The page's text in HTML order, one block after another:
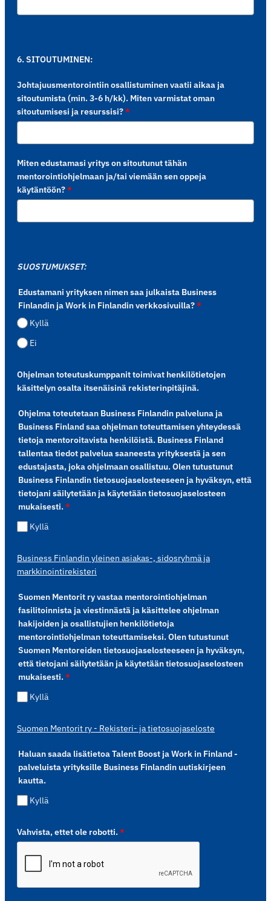
6. SITOUTUMINEN:
Johtajuusmentorointiin osallistuminen vaatii aikaa ja
sitoutumista (min. 3-6 h/kk). Miten varmistat oman
sitoutumisesi ja resurssisi?*
Miten edustamasi yritys on sitoutunut tähän
mentorointiohjelmaan ja/tai viemään sen oppeja
käytäntöön?*
SUOSTUMUKSET:
Edustamani yrityksen nimen saa julkaista Business
Finlandin ja Work in Finlandin verkkosivuilla?*
Kyllä
Ei
Ohjelman toteutuskumppanit toimivat henkilötietojen
käsittelyn osalta itsenäisinä rekisterinpitäjinä.
Ohjelma toteutetaan Business Finlandin palveluna ja
Business Finland saa ohjelman toteuttamisen yhteydessä
tietoja mentoroitavista henkilöistä. Business Finland
tallentaa tiedot palvelua saaneesta yrityksestä ja sen
edustajasta, joka ohjelmaan osallistuu. Olen tutustunut
Business Finlandin tietosuojaselosteeseen ja hyväksyn, että
tietojani säilytetään ja käytetään tietosuojaselosteen
mukaisesti.*
Kyllä
Business Finlandin yleinen asiakas-, sidosryhmä ja
markkinointirekisteri
Suomen Mentorit ry vastaa mentorointiohjelman
fasilitoinnista ja viestinnästä ja käsittelee ohjelman
hakijoiden ja osallistujien henkilötietoja
mentorointiohjelman toteuttamiseksi. Olen tutustunut
Suomen Mentoreiden tietosuojaselosteeseen ja hyväksyn,
että tietojani säilytetään ja käytetään tietosuojaselosteen
mukaisesti.*
Kyllä
Suomen Mentorit ry - Rekisteri- ja tietosuojaseloste
Haluan saada lisätietoa Talent Boost ja Work in Finland -
palveluista yrityksille Business Finlandin uutiskirjeen
kautta.
Kyllä
Vahvista, ettet ole robotti.*